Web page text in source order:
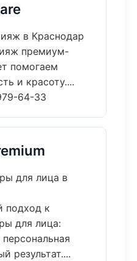
в Краснодар
премиум-
помогаем
и красоту....
64-33
для лица в
подход к
для лица:
результат....